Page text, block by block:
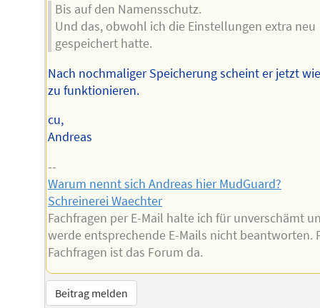
Bis auf den Namensschutz.
Und das, obwohl ich die Einstellungen extra neu
gespeichert hatte.
Nach nochmaliger Speicherung scheint er jetzt
zu funktionieren.
cu,
Andreas
--
Warum nennt sich Andreas hier MudGuard?
Schreinerei Waechter
Fachfragen per E-Mail halte ich für unverschämt
werde entsprechende E-Mails nicht beantworten.
Fachfragen ist das Forum da.
Beitrag melden